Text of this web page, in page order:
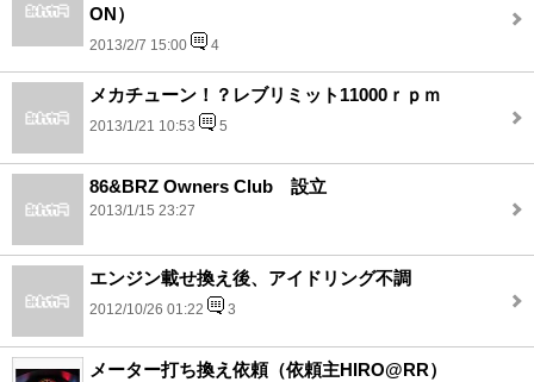
ON）
2013/2/7 15:00 4
メカチューン！？レブリミット11000ｒｐｍ
2013/1/21 10:53 5
86&BRZ Owners Club 設立
2013/1/15 23:27
エンジン載せ換え後、アイドリング不調
2012/10/26 01:22 3
メーター打ち換え依頼（依頼主HIRO@RR）